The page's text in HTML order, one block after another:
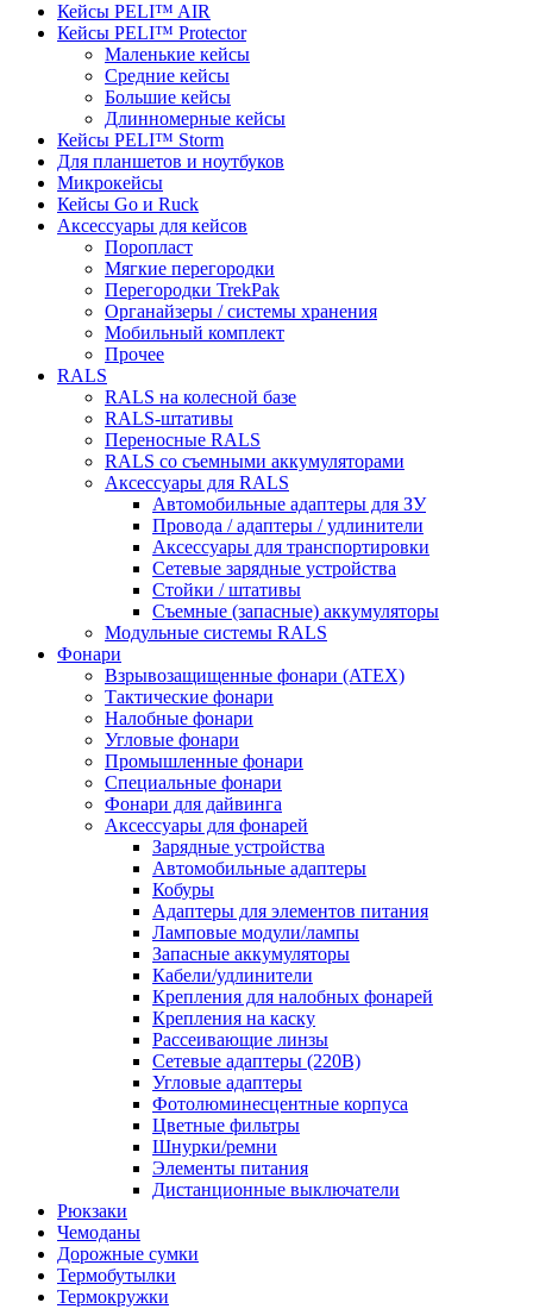
Кейсы PELI™ AIR
Кейсы PELI™ Protector
Маленькие кейсы
Средние кейсы
Большие кейсы
Длинномерные кейсы
Кейсы PELI™ Storm
Для планшетов и ноутбуков
Микрокейсы
Кейсы Go и Ruck
Аксессуары для кейсов
Поропласт
Мягкие перегородки
Перегородки TrekPak
Органайзеры / системы хранения
Мобильный комплект
Прочее
RALS
RALS на колесной базе
RALS-штативы
Переносные RALS
RALS со съемными аккумуляторами
Аксессуары для RALS
Автомобильные адаптеры для ЗУ
Провода / адаптеры / удлинители
Аксессуары для транспортировки
Сетевые зарядные устройства
Стойки / штативы
Съемные (запасные) аккумуляторы
Модульные системы RALS
Фонари
Взрывозащищенные фонари (ATEX)
Тактические фонари
Налобные фонари
Угловые фонари
Промышленные фонари
Специальные фонари
Фонари для дайвинга
Аксессуары для фонарей
Зарядные устройства
Автомобильные адаптеры
Кобуры
Адаптеры для элементов питания
Ламповые модули/лампы
Запасные аккумуляторы
Кабели/удлинители
Крепления для налобных фонарей
Крепления на каску
Рассеивающие линзы
Сетевые адаптеры (220В)
Угловые адаптеры
Фотолюминесцентные корпуса
Цветные фильтры
Шнурки/ремни
Элементы питания
Дистанционные выключатели
Рюкзаки
Чемоданы
Дорожные сумки
Термобутылки
Термокружки